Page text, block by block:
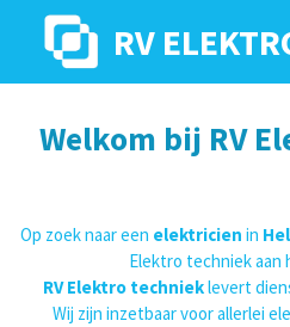
direct
hoofdinhoud
RV
Welkom bij RV
Op zoek naar een elektricien in
Elektro techniek aan
RV Elektro technieklevert
Wij zijn inzetbaar voor allerlei